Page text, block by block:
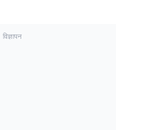
विज्ञापन